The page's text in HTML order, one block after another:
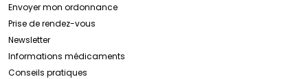
Envoyer mon ordonnance
Prise de rendez-vous
Newsletter
Informations médicaments
Conseils pratiques